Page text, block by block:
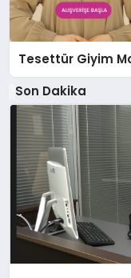
Tesettür Giyim
Son Dakika